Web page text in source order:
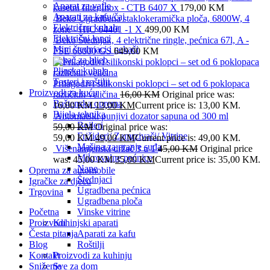
Aparat za vafle
Aparati za kafu/čaj
Električna kuhala
Električni lonci
Mini štednjaci i pekači
Pekač za hljeb
Plinska kuhala
Tosteri i roštilji
Proizvodi za kuću
Baštenska oprema
Bijela tehnika
Bojleri
Frižideri/ Zamrzivači/ Vitrine
Mašina za pranje suđa
Mikrovalne pećnice
Nape
Štednjaci
Ugradbena pećnica
Ugradbena ploča
Vinske vitrine
Kuhinjski aparati
Aparati za kafu
Roštilji
Proizvodi za kuhinju
Sve za dom
kasetni filter,Inox - CTB 6407 X 179,00 KM
Beko Ugradbena staklokeramička ploča, 6800W, 4
zone - HIC 64401 -1 X 499,00 KM
Beko Štednjak, 4 električne ringle, pećnica 67l, A -
FSE 66000 GS649,00 KM
Prilagodivi silikonski poklopci – set od 6 poklopaca
različitih veličina 16,00KM Original price was:
16,00 KM.13,00KMCurrent price is: 13,00 KM.
Automatski punjivi dozator sapuna od 300 ml
59,00KM Original price was:
59,00 KM.49,00KMCurrent price is: 49,00 KM.
Višenamjenski držač 3 u 145,00KM Original price
was: 45,00 KM.35,00KMCurrent price is: 35,00 KM.
Oprema za automobile
Igračke za djecu
Trgovina
Početna
Proizvodi
Česta pitanja
Blog
Kontakt
Sniženje